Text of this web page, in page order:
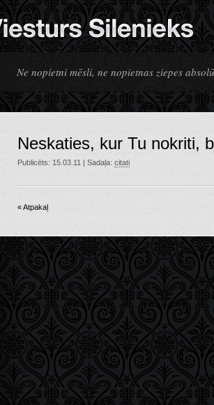
Ne nopietni mēsli, ne nopietnas ziepes
Neskaties, kur Tu nokriti,
Publicēts: 15.03.11 | Sadaļa: citati
« Atpakaļ